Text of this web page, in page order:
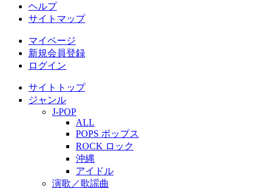
ヘルプ
サイトマップ
マイページ
新規会員登録
ログイン
サイトトップ
ジャンル
J-POP
ALL
POPS ポップス
ROCK ロック
沖縄
アイドル
演歌／歌謡曲